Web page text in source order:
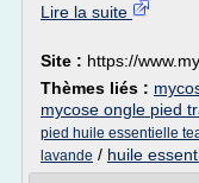
Lire la suite
Site : https://
Thèmes liés :
mycose ongle pied
pied huile essentielle
lavande / huile